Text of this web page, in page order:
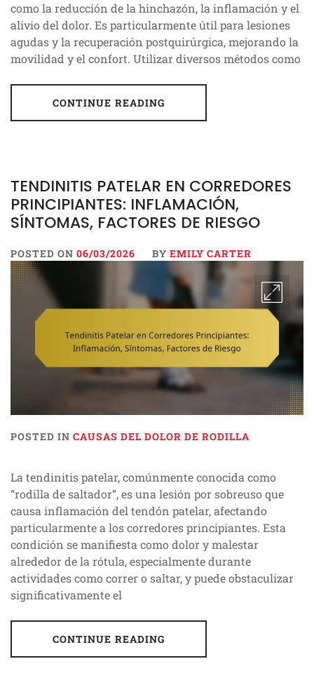
como la reducción de la hinchazón, la inflamación y el
alivio del dolor. Es particularmente útil para lesiones
agudas y la recuperación postquirúrgica, mejorando la
movilidad y el confort. Utilizar diversos métodos como
CONTINUE READING
TENDINITIS PATELAR EN CORREDORES
PRINCIPIANTES: INFLAMACIÓN,
SÍNTOMAS, FACTORES DE RIESGO
POSTED ON 06/03/2026 BY EMILY CARTER
POSTED IN CAUSAS DEL DOLOR DE RODILLA
La tendinitis patelar, comúnmente conocida como
“rodilla de saltador”, es una lesión por sobreuso que
causa inflamación del tendón patelar, afectando
particularmente a los corredores principiantes. Esta
condición se manifiesta como dolor y malestar
alrededor de la rótula, especialmente durante
actividades como correr o saltar, y puede obstaculizar
significativamente el
CONTINUE READING